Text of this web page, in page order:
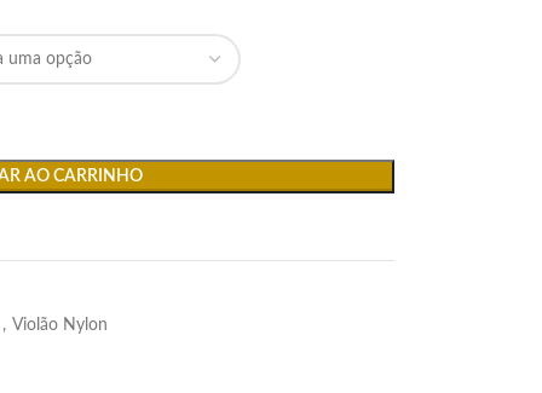
AO CARRINHO
, Violão Nylon